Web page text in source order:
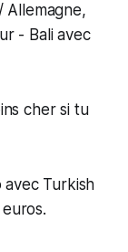
Allemagne,
- Bali avec
cher si tu
avec Turkish